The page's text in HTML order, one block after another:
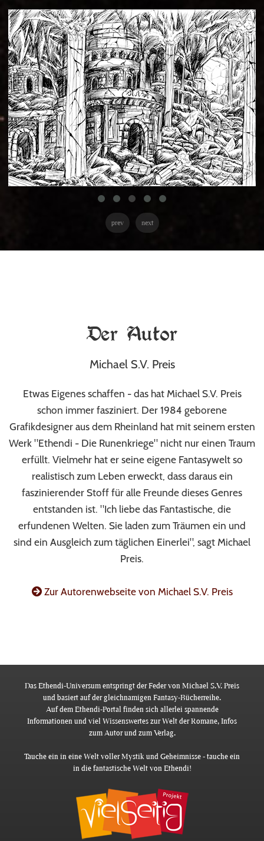
prev next
Der Autor
Michael S.V. Preis
Etwas Eigenes schaffen - das hat Michael S.V. Preis
schon immer fasziniert. Der 1984 geborene
Grafikdesigner aus dem Rheinland hat mit seinem ersten
Werk "Ethendi - Die Runenkriege" nicht nur einen Traum
erfüllt. Vielmehr hat er seine eigene Fantasywelt so
realistisch zum Leben erweckt, dass daraus ein
faszinierender Stoff für alle Freunde dieses Genres
entstanden ist. "Ich liebe das Fantastische, die
erfundenen Welten. Sie laden zum Träumen ein und
sind ein Ausgleich zum täglichen Einerlei", sagt Michael
Preis.
Zur Autorenwebseite von Michael S.V. Preis
Das Ethendi-Universum entspringt der Feder von Michael S.V. Preis
und basiert auf der gleichnamigen Fantasy-Bücherreihe.
Auf dem Ethendi-Portal finden sich allerlei spannende
Informationen und viel Wissenswertes zur Welt der Romane, Infos
zum Autor und zum Verlag.
Tauche ein in eine Welt voller Mystik und Geheimnisse - tauche ein
in die fantastische Welt von Ethendi!